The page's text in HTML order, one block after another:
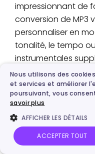
impressionnant de
conversion de MP3
personnaliser en
tonalité, le tempo
instrumentales
Comment convertir
avec Audacity ?
Étape 1.
Vous
ouvrir Audacity
Nous utilisons des
et services et améliorer
poursuivant, vous
savoir plus
AFFICHER LES DÉTAILS
ACCEPTER TOUT